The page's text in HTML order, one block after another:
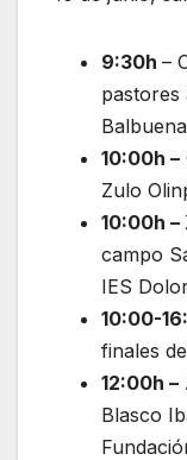
9:30h –
pastores
Balbuena
10:00h –
Zulo
10:00h –
campo
IES
10:00-
finales
12:00h –
Blasco